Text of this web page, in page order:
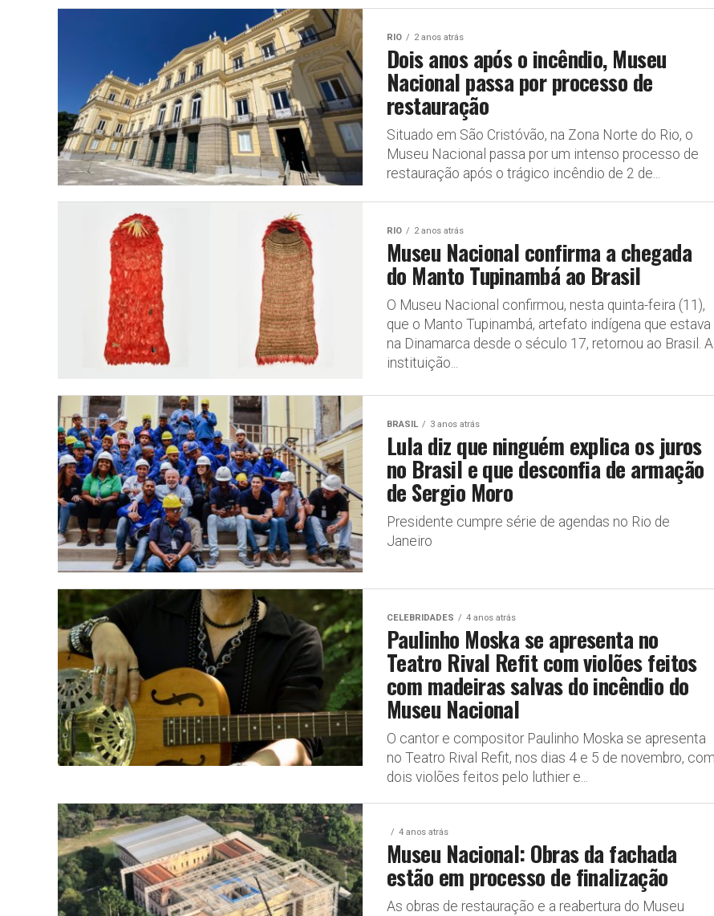
RIO 2 anos atrás
Dois anos após o incêndio, Museu
Nacional passa por processo de
restauração
Situado em São Cristóvão, na Zona Norte do Rio, o
Museu Nacional passa por um intenso processo de
restauração após o trágico incêndio de 2 de...
RIO 2 anos atrás
Museu Nacional confirma a chegada
do Manto Tupinambá ao Brasil
O Museu Nacional confirmou, nesta quinta-feira (11),
que o Manto Tupinambá, artefato indígena que estava
na Dinamarca desde o século 17, retornou ao Brasil. A
instituição...
BRASIL 3 anos atrás
Lula diz que ninguém explica os juros
no Brasil e que desconfia de armação
de Sergio Moro
Presidente cumpre série de agendas no Rio de
Janeiro
CELEBRIDADES 4 anos atrás
Paulinho Moska se apresenta no
Teatro Rival Refit com violões feitos
com madeiras salvas do incêndio do
Museu Nacional
O cantor e compositor Paulinho Moska se apresenta
no Teatro Rival Refit, nos dias 4 e 5 de novembro, com
dois violões feitos pelo luthier e...
4 anos atrás
Museu Nacional: Obras da fachada
estão em processo de finalização
As obras de restauração e a reabertura do Museu